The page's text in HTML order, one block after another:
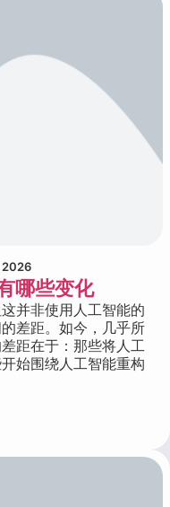
哪些变化
并非使用人工智能的
差距。如今，几乎所
距在于：那些将人工
始围绕人工智能重构